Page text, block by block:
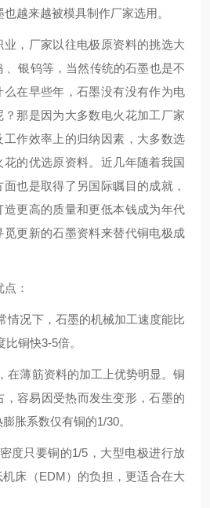
越来越被模具制作厂家选用。
，厂家以往电极原资料的挑选大
、银钨等，当然传统的石墨也是不
在早些年，石墨没有没有作为电
那是因为大多数电火花加工厂家
作效率上的归纳因素，大多数选
花的优选原资料。近几年随着我国
也是取得了另国际瞩目的成就，
更高的质量和更低本钱成为年代
更新的石墨资料来替代铜电极成
：
情况下，石墨的机械加工速度能比
铜快3-5倍。
在薄筋资料的加工上优势明显。铜
，容易因受热而发生变形，石墨的
胀系数仅有铜的1/30。
度只要铜的1/5，大型电极进行放
床（EDM）的负担，更适合在大